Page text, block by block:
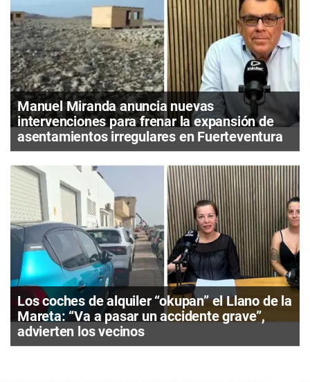
Manuel Miranda anuncia nuevas
intervenciones para frenar la expansión de
asentamientos irregulares en Fuerteventura
Los coches de alquiler “okupan” el Llano de la
Mareta: “Va a pasar un accidente grave”,
advierten los vecinos